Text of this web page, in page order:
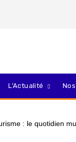
L’Actualité